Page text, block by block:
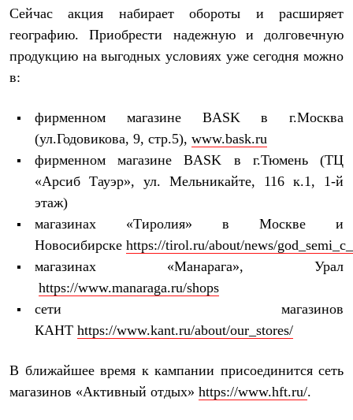
Жилеты
Утепленная синтетикой
Куртки
Брюки
Штормовая одежда
Куртки
Куртки
Лёгкая одежда
Рубашки
Толстовки
Брюки
Теплое термобелье
Среднее термобелье
Легкое термобелье
Брюки
Детская одежда
Утепленная пухом
Куртки
Утепленная синтетикой
Сейчас акция набирает обороты и расширяет
географию. Приобрести надежную и долговечную
продукцию на выгодных условиях уже сегодня можно
в:
фирменном магазине BASK в г.Москва
(ул.Годовикова, 9, стр.5), www.bask.ru
фирменном магазине BASK в г.Тюмень (ТЦ
«Арсиб Тауэр», ул. Мельникайте, 116 к.1, 1-й
этаж)
магазинах «Тиролия» в Москве и
Новосибирске https://tirol.ru/about/news/
магазинах «Манарага», Урал
https://www.manaraga.ru/shops
сети магазинов
КАНТ https://www.kant.ru/about/our_stores/
В ближайшее время к кампании присоединится сеть
магазинов «Активный отдых» https://www.hft.ru/.